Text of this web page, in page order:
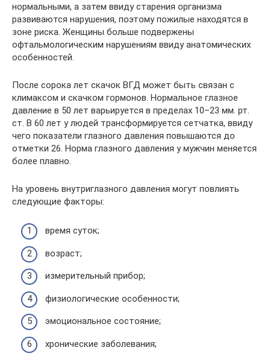
нормальными, а затем ввиду старения организма
развиваются нарушения, поэтому пожилые находятся в
зоне риска. Женщины больше подвержены
офтальмологическим нарушениям ввиду анатомических
особенностей.
После сорока лет скачок ВГД может быть связан с
климаксом и скачком гормонов. Нормальное глазное
давление в 50 лет варьируется в пределах 10–23 мм. рт.
ст. В 60 лет у людей трансформируется сетчатка, ввиду
чего показатели глазного давления повышаются до
отметки 26. Норма глазного давления у мужчин меняется
более плавно.
На уровень внутриглазного давления могут повлиять
следующие факторы:
время суток;
возраст;
измерительный прибор;
физиологические особенности;
эмоциональное состояние;
хронические заболевания;